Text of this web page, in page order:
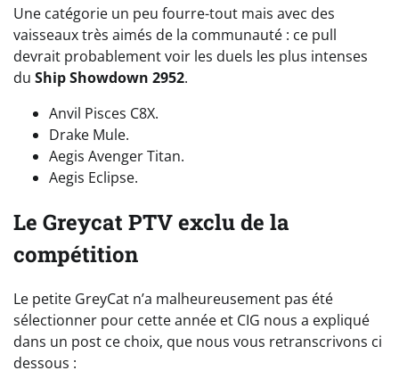
Une catégorie un peu fourre-tout mais avec des
vaisseaux très aimés de la communauté : ce pull
devrait probablement voir les duels les plus intenses
du Ship Showdown 2952.
Anvil Pisces C8X.
Drake Mule.
Aegis Avenger Titan.
Aegis Eclipse.
Le Greycat PTV exclu de la
compétition
Le petite GreyCat n’a malheureusement pas été
sélectionner pour cette année et CIG nous a expliqué
dans un post ce choix, que nous vous retranscrivons ci
dessous :